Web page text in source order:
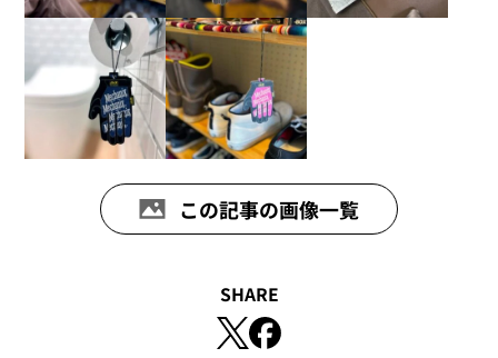
この記事の画像一覧
SHARE